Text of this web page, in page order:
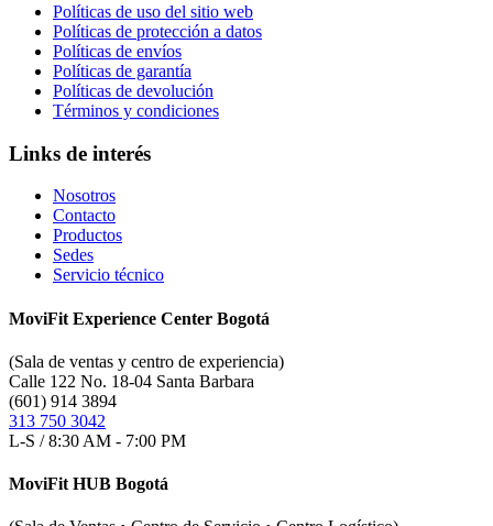
Políticas de uso del sitio web
Políticas de protección a datos
Políticas de envíos
Políticas de garantía
Políticas de devolución
Términos y condiciones
Links de interés
Nosotros
Contacto
Productos
Sedes
Servicio técnico
MoviFit Experience Center Bogotá
(Sala de ventas y centro de experiencia)
Calle 122 No. 18-04 Santa Barbara
(601) 914 3894
313 750 3042
L-S / 8:30 AM - 7:00 PM
MoviFit HUB Bogotá